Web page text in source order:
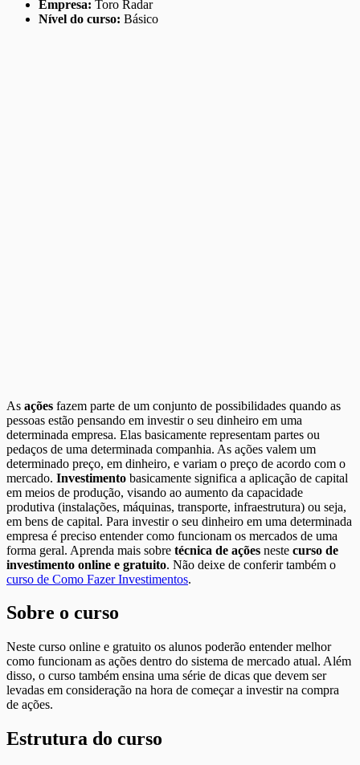
Empresa: Toro Radar
Nível do curso: Básico
As ações fazem parte de um conjunto de possibilidades quando as
pessoas estão pensando em investir o seu dinheiro em uma
determinada empresa. Elas basicamente representam partes ou
pedaços de uma determinada companhia. As ações valem um
determinado preço, em dinheiro, e variam o preço de acordo com o
mercado. Investimento basicamente significa a aplicação de capital
em meios de produção, visando ao aumento da capacidade
produtiva (instalações, máquinas, transporte, infraestrutura) ou seja,
em bens de capital. Para investir o seu dinheiro em uma determinada
empresa é preciso entender como funcionam os mercados de uma
forma geral. Aprenda mais sobre técnica de ações neste curso de
investimento online e gratuito. Não deixe de conferir também o
curso de Como Fazer Investimentos.
Sobre o curso
Neste curso online e gratuito os alunos poderão entender melhor
como funcionam as ações dentro do sistema de mercado atual. Além
disso, o curso também ensina uma série de dicas que devem ser
levadas em consideração na hora de começar a investir na compra
de ações.
Estrutura do curso